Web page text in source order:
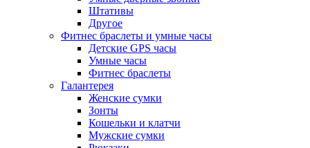
Штативы
Другое
Фитнес браслеты и умные часы
Детские GPS часы
Умные часы
Фитнес браслеты
Галантерея
Женские сумки
Зонты
Кошельки и клатчи
Мужские сумки